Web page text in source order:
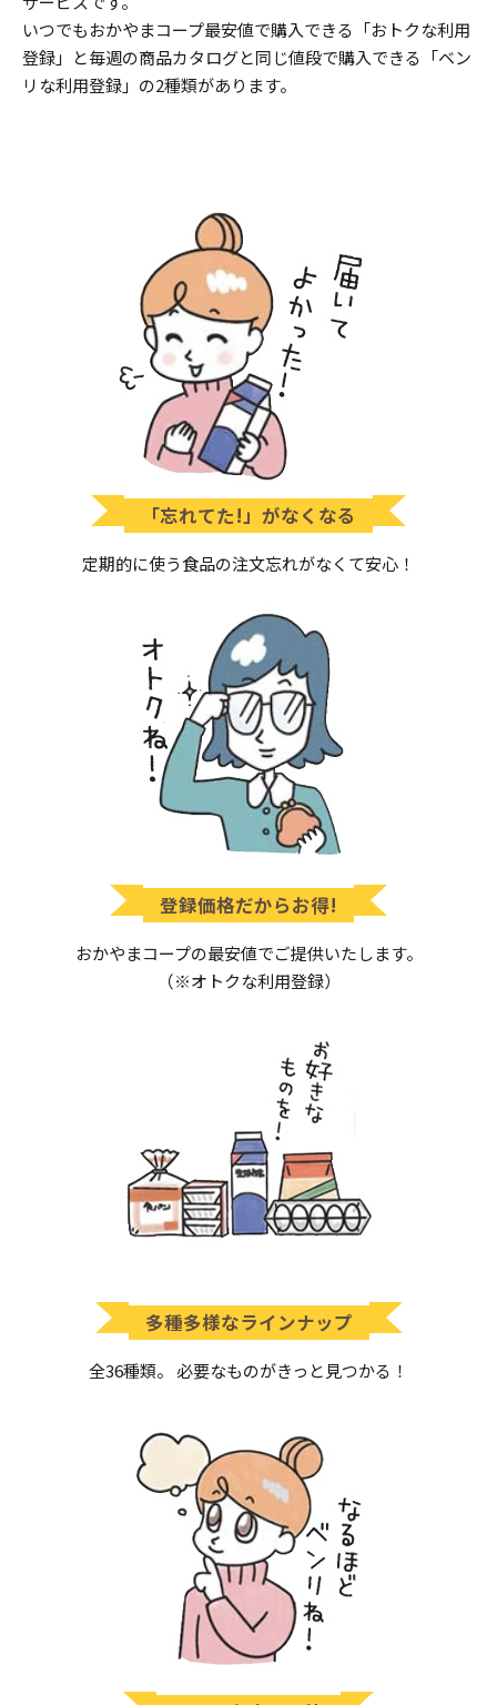
いつでもおかやまコープ最安値で購入できる「おトクな利用
登録」と毎週の商品カタログと同じ値段で購入できる「ベン
リな利用登録」の2種類があります。
「忘れてた!」がなくなる
定期的に使う食品の注文忘れがなくて安心！
登録価格だからお得!
おかやまコープの最安値でご提供いたします。
（※オトクな利用登録）
多種多様なラインナップ
全36種類。 必要なものがきっと見つかる！